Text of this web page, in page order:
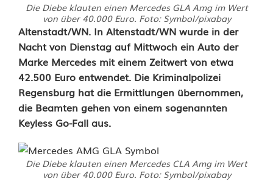
Die Diebe klauten einen Mercedes GLA Amg im Wert
von über 40.000 Euro. Foto: Symbol/pixabay
M
e
r
c
e
d
Altenstadt/WN. In Altenstadt/WN wurde in der
Nacht von Dienstag auf Mittwoch ein Auto der
Marke Mercedes mit einem Zeitwert von etwa
42.500 Euro entwendet. Die Kriminalpolizei
Regensburg hat die Ermittlungen übernommen,
die Beamten gehen von einem sogenannten
Keyless Go-Fall aus.
Die Diebe klauten einen Mercedes CLA Amg im Wert
von über 40.000 Euro. Foto: Symbol/pixabay